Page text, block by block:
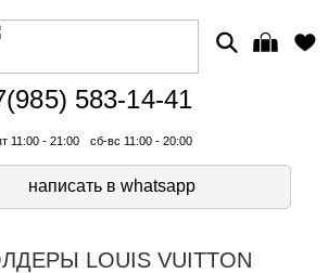
583-14-41
11:00 - 21:00 сб-вс 11:00 - 20:00
написать в whatsapp
LOUIS VUITTON